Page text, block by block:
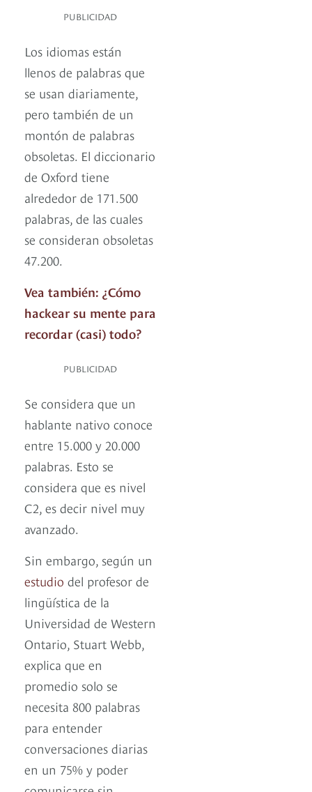
PUBLICIDAD
Los idiomas están
llenos de palabras que
se usan diariamente,
pero también de un
montón de palabras
obsoletas. El diccionario
de Oxford tiene
alrededor de 171.500
palabras, de las cuales
se consideran obsoletas
47.200.
Vea también: ¿Cómo
hackear su mente para
recordar (casi) todo?
PUBLICIDAD
Se considera que un
hablante nativo conoce
entre 15.000 y 20.000
palabras. Esto se
considera que es nivel
C2, es decir nivel muy
avanzado.
Sin embargo, según un
estudio del profesor de
lingüística de la
Universidad de Western
Ontario, Stuart Webb,
explica que en
promedio solo se
necesita 800 palabras
para entender
conversaciones diarias
en un 75% y poder